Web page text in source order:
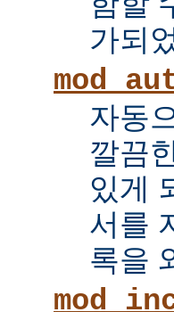
가되
자동
깔끔
있게
서를
록을